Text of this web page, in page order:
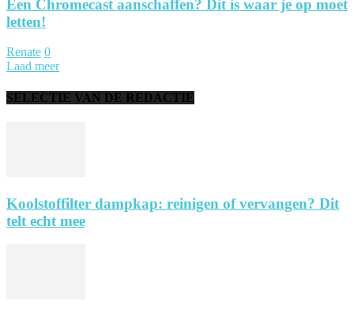
Een Chromecast aanschaffen? Dit is waar je op moet
letten!
Renate 0
Laad meer
SELECTIE VAN DE REDACTIE
Koolstoffilter dampkap: reinigen of vervangen? Dit
telt echt mee